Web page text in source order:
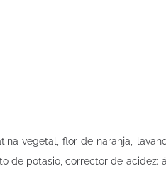
vegetal, flor de naranja,
de potasio, corrector de acidez: